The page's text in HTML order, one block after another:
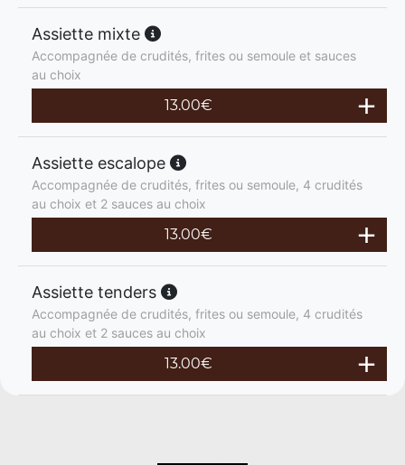
Assiette mixte
Accompagnée de crudités, frites ou semoule et sauces
au choix
13.00€
Assiette escalope
Accompagnée de crudités, frites ou semoule, 4 crudités
au choix et 2 sauces au choix
13.00€
Assiette tenders
Accompagnée de crudités, frites ou semoule, 4 crudités
au choix et 2 sauces au choix
13.00€